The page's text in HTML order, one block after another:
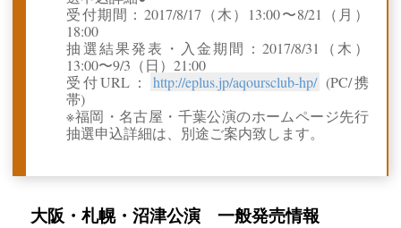
受付期間：2017/8/17（木）13:00〜8/21（月）
18:00
抽選結果発表・入金期間：2017/8/31（木）
13:00〜9/3（日）21:00
受付URL：
http://eplus.jp/aqoursclub-hp/ (PC/携
帯)
※福岡・名古屋・千葉公演のホームページ先行
抽選申込詳細は、別途ご案内致します。
大阪・札幌・沼津公演 一般発売情報